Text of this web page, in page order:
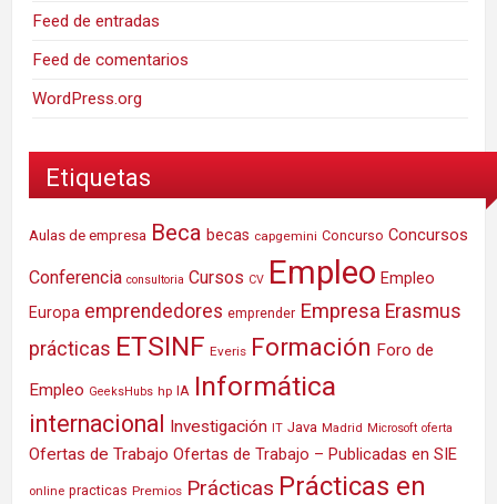
Feed de entradas
Feed de comentarios
WordPress.org
Etiquetas
Aulas de empresa Beca becas capgemini Concurso Concursos
Conferencia consultoria Cursos CV Empleo Empleo
Europa emprendedores emprender Empresa Erasmus
prácticas ETSINF Everis Formación Foro de
Empleo GeeksHubs hp IA Informática
internacional Investigación IT Java Madrid Microsoft oferta
Ofertas de Trabajo Ofertas de Trabajo – Publicadas en SIE
online practicas Premios Prácticas Prácticas en